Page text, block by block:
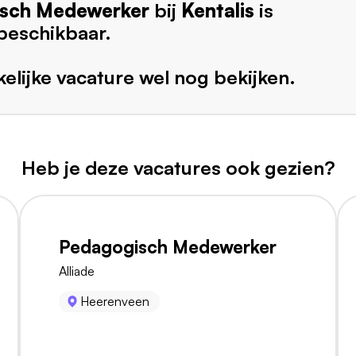
Medewerker bij Kentalis is
vacature wel nog bekijken.
Heb je deze vacatures ook gezien?
Pedagogisch Medewerker
Alliade
Heerenveen